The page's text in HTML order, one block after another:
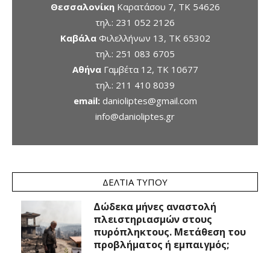
ΘεσσαλονίκηΚαρατάσου 7, TK 54626
τηλ.: 231 052 2126
ΚαβάλαΦιλελλήνων 13, ΤΚ 65302
τηλ.: 251 083 6705
ΑθήναΓαμβέτα 12, ΤΚ 10677
τηλ.: 211 410 8039
email: danioliptes@gmail.com
info@danioliptes.gr
ΔΕΛΤΊΑ ΤΎΠΟΥ
Δώδεκα μήνες αναστολή
πλειστηριασμών στους
πυρόπληκτους. Μετάθεση του
προβλήματος ή εμπαιγμός;